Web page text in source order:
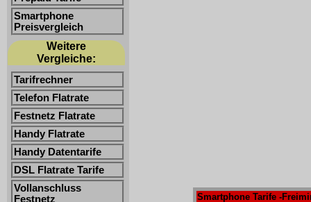
Smartphone
Preisvergleich
Weitere
Vergleiche:
Tarifrechner
Telefon Flatrate
Festnetz Flatrate
Handy Flatrate
Handy Datentarife
DSL Flatrate Tarife
Vollanschluss
Festnetz
Smartphone Tarife -